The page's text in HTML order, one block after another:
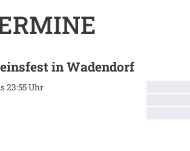
in Wadendorf
23:55 Uhr